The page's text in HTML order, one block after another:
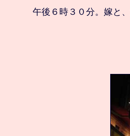
午後６時３０分。嫁と